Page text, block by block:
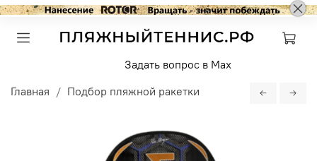
Задать вопрос в Max
Главная
Подбор пляжной ракетки